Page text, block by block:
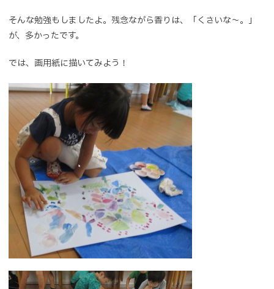
そんな勉強もしましたよ。残念ながら香りは、「くさいな～。」
が、多かったです。
では、画用紙に描いてみよう！